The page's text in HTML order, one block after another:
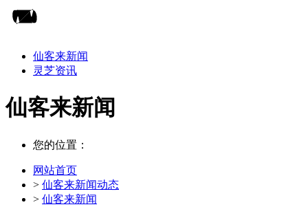
仙客来新闻
灵芝资讯
仙客来新闻
您的位置：
网站首页
> 仙客来新闻动态
> 仙客来新闻